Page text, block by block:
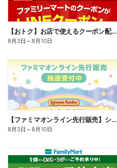
【おトク】お店で使えるクーポン配信中
8月3日 ～8月10日
【ファミマオンライン先行販売】シルバニアファミリー
8月3日 ～8月10日